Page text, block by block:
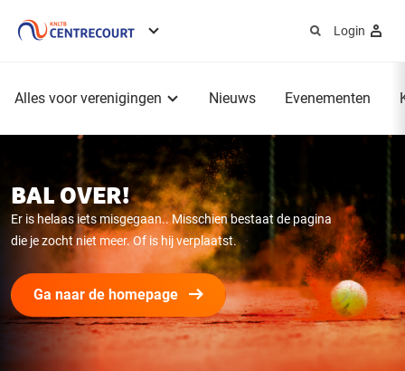
Login
Alles voor verenigingen Nieuws Evenementen
BAL OVER!
Er is helaas iets misgegaan.. Misschien bestaat de pagina
die je zocht niet meer. Of is hij verplaatst.
Ga naar de homepage